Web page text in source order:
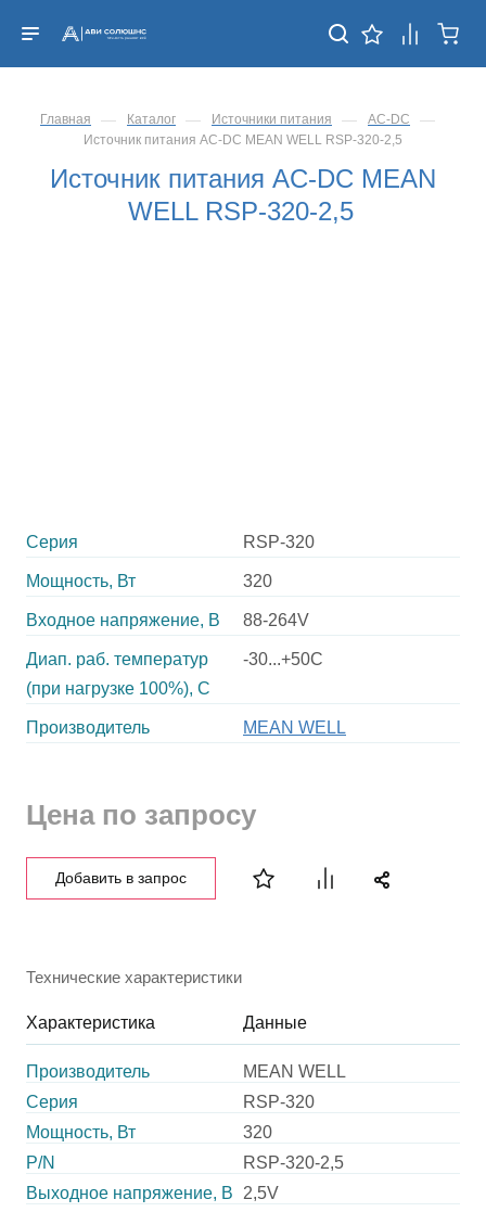
Главная — Каталог — Источники питания — AC-DC —
Источник питания AC-DC MEAN WELL RSP-320-2,5
Источник питания AC-DC MEAN
WELL RSP-320-2,5
Серия RSP-320
Мощность, Вт 320
Входное напряжение, В 88-264V
Диап. раб. температур
(при нагрузке 100%), C
-30...+50C
Производитель MEAN WELL
Цена по запросу
Добавить в запрос
Технические характеристики
Характеристика Данные
Производитель
MEAN WELL
Серия
RSP-320
Мощность, Вт
320
P/N
RSP-320-2,5
Выходное напряжение, В
2,5V